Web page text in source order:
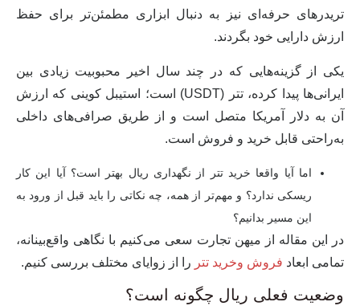
تریدرهای حرفه‌ای نیز به دنبال ابزاری مطمئن‌تر برای حفظ
ارزش دارایی خود بگردند.
یکی از گزینه‌هایی که در چند سال اخیر محبوبیت زیادی بین
ایرانی‌ها پیدا کرده،تتر (USDT)
است؛ استیبل کوینی که ارزش
آن به دلار آمریکا متصل است و از طریق صرافی‌های داخلی
به‌راحتی قابل خرید و فروش است.
اما آیا واقعا خرید تتر از نگهداری ریال بهتر است؟ آیا این کار
ریسکی ندارد؟ و مهم‌تر از همه، چه نکاتی را باید قبل از ورود به
این مسیر بدانیم؟
در این مقاله از میهن تجارت سعی می‌کنیم با نگاهی واقع‌بینانه،
تمامی ابعاد فروش وخرید تتر را از زوایای مختلف بررسی کنیم.
وضعیت فعلی ریال چگونه است؟